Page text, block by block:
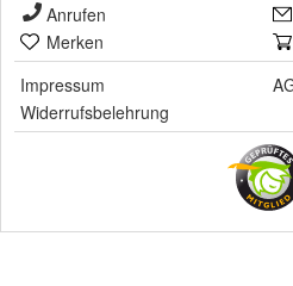
Anrufen
Merken
Impressum
Widerrufsbelehrung